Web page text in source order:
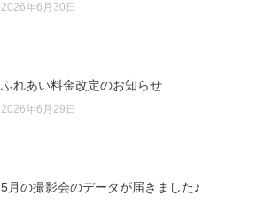
2026年6月30日
ふれあい料金改定のお知らせ
2026年6月29日
5月の撮影会のデータが届きました♪